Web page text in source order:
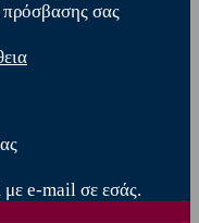
σας
e-mail σε εσάς.